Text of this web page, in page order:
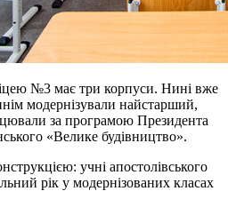
№3 має три корпуси. Нині вже
модернізували найстарший,
за програмою Президента
«Велике будівництво».